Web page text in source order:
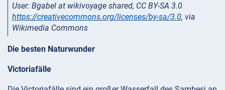
User: Bgabel at wikivoyage shared, CC BY-SA 3.0
https://creativecommons.org/licenses/by-sa/3.0, via
Wikimedia Commons
Die besten Naturwunder
Victoriafälle